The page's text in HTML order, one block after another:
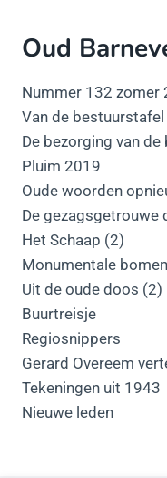
Oud
Nummer 132 zomer
Van de bestuurstafel
De bezorging van de
Pluim 2019
Oude woorden
De gezagsgetrouwe
Het Schaap (2)
Monumentale
Uit de oude doos (2)
Buurtreisje
Regiosnippers
Gerard Overeem
Tekeningen uit 1943
Nieuwe leden